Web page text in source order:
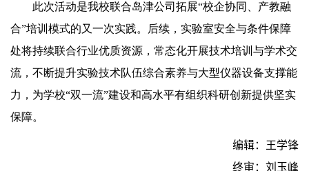
此次活动是我校联合岛津公司拓展“校企协同、产教融
合”培训模式的又一次实践。后续，实验室安全与条件保障
处将持续联合行业优质资源，常态化开展技术培训与学术交
流，不断提升实验技术队伍综合素养与大型仪器设备支撑能
力，为学校“双一流”建设和高水平有组织科研创新提供坚实
保障。
编辑：王学锋
终审：刘玉峰